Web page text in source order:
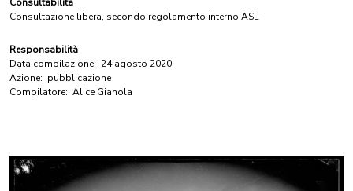
Consultazione libera, secondo regolamento interno ASL
Responsabilità
Data compilazione: 24 agosto 2020
Azione: pubblicazione
Compilatore: Alice Gianola